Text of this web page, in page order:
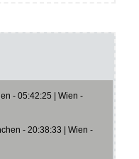
- 05:42:25 | Wien -
- 20:38:33 | Wien -